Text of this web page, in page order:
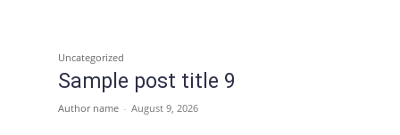
Uncategorized
Sample post title 9
Author name - August 9, 2026